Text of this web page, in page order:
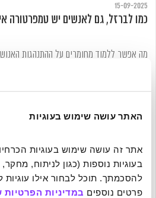
האתר עושה שימוש בעוגיות
פרטים נוספים במדיניות הפרטיות
15-09-2025
כמו לברזל, גם לאנשים יש טמפרטורה
מה אפשר ללמוד מחומרים על ההתנהגות